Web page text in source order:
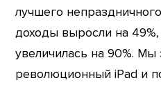
лучшего
доходы выросли на
увеличилась на 90%. Мы
революционный iPad и